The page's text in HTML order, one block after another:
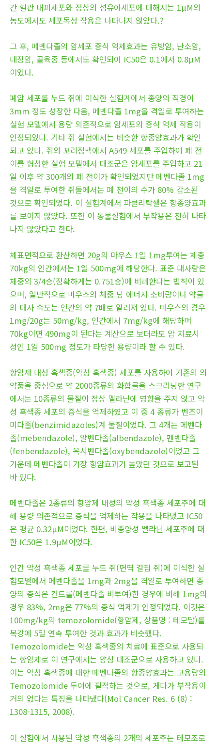
간 혈관 내피세포와 정상의 섬유아세포에 대해서는 1μM의
농도에서도 세포독성 작용은 나타나지 않았다.?
그 후, 메벤다졸의 암세포 증식 억제효과는 유방암, 난소암,
대장암, 골육종 등에서도 확인되어 IC50은 0.1에서 0.8μM
이었다.
폐암 세포를 누드 쥐에 이식한 실험계에서 종양의 직경이
3mm 정도 성장한 다음, 메벤다졸 1mg을 격일로 투여하는
실험 모델에서 용량 의존적으로 암세포의 증식 억제 작용이
인정되었다. 기타 쥐 실험에서는 비슷한 항종양효과가 확인
되고 있다. 쥐의 꼬리정맥에서 A549 세포를 주입하여 폐 전
이를 형성한 실험 모델에서 대조군은 암세포를 주입하고 21
일 이후 약 300개의 폐 전이가 확인되었지만 메벤다졸 1mg
을 격일로 투여한 쥐들에서는 폐 전이의 수가 80% 감소된
것으로 확인되었다. 이 실험계에서 파클리탁셀은 항종양효과
를 보이지 않았다. 또한 이 동물실험에서 부작용은 전혀 나타
나지 않았다고 한다.
체표면적으로 환산하면 20g의 마우스 1일 1mg투여는 체중
70kg의 인간에서는 1일 500mg에 해당한다. 표준 대사량은
체중의 3/4승(정확하게는 0.751승)에 비례한다는 법칙이 있
으며, 일반적으로 마우스의 체중 당 에너지 소비량이나 약물
의 대사 속도는 인간의 약 7배로 알려져 있다. 마우스의 경우
1mg/20g는 50mg/kg, 인간에서 7mg/kg에 해당하며
70kg이면 490mg이 된다는 계산으로 보더라도 암 치료시
성인 1일 500mg 정도가 타당한 용량이라 할 수 있다.
항암제 내성 흑색종(악성 흑색종) 세포를 사용하여 기존의 의
약품을 중심으로 약 2000종류의 화합물을 스크리닝한 연구
에서는 10종류의 물질이 정상 멜라닌에 영향을 주지 않고 악
성 흑색종 세포의 증식을 억제하였고 이 중 4 종류가 벤즈이
미다졸(benzimidazoles)계 물질이었다. 그 4개는 메벤다
졸(mebendazole), 알벤다졸(albendazole), 펜벤다졸
(fenbendazole), 옥시벤다졸(oxybendazole)이었고 그
가운데 메벤다졸이 가장 항암효과가 높았던 것으로 보고된
바 있다.
메벤다졸은 2종류의 항암제 내성의 악성 흑색종 세포주에 대
해 용량 의존적으로 증식을 억제하는 작용을 나타냈고 IC50
은 평균 0.32μM이었다. 한편, 비종양성 멜라닌 세포주에 대
한 IC50은 1.9μM이었다.
인간 악성 흑색종 세포를 누드 쥐(면역 결핍 쥐)에 이식한 실
험모델에서 메벤다졸을 1mg과 2mg을 격일로 투여하면 종
양의 증식은 컨트롤(메벤다졸 비투여)한 경우에 비해 1mg의
경우 83%, 2mg은 77%의 증식 억제가 인정되었다. 이것은
100mg/kg의 temozolomide(항암제, 상품명 : 테모달)를
복강에 5일 연속 투여한 것과 효과가 비슷했다.
Temozolomide는 악성 흑색종의 치료에 표준으로 사용되
는 항암제로 이 연구에서는 양성 대조군으로 사용하고 있다.
이는 악성 흑색종에 대한 메벤다졸의 항종양효과는 고용량의
Temozolomide 투여에 필적하는 것으로, 게다가 부작용이
거의 없다는 특징을 나타냈다(Mol Cancer Res. 6 (8) :
1308-1315, 2008).
이 실험에서 사용된 악성 흑색종의 2개의 세포주는 테모조로